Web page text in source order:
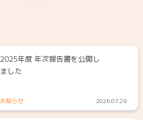
2025年度 年次報告書を公開し
ました
お知らせ 2026.07.29